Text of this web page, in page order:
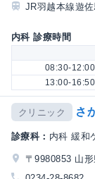
JR羽越本線遊
内科 診療時間
08:30-12:00
13:00-16:50
クリニック さ
診療科： 内科 緩和
〒9980853 山